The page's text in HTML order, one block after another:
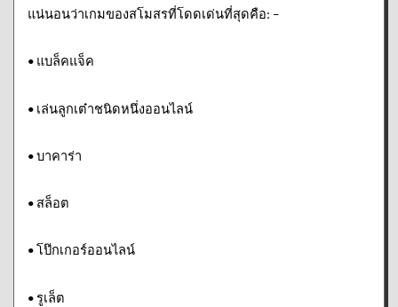
แน่นอนว่าเกมของสโมสรที่โดดเด่นที่สุดคือ: –
• แบล็คแจ็ค
• เล่นลูกเต๋าชนิดหนึ่งออนไลน์
• บาคาร่า
• สล็อต
• โป๊กเกอร์ออนไลน์
• รูเล็ต